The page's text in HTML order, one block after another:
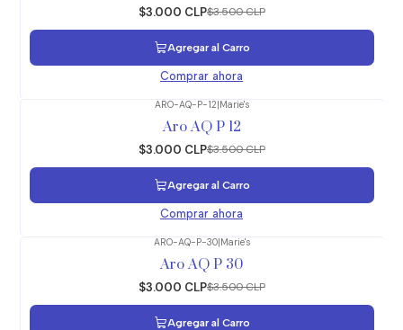
$3.000 CLP$3.500 CLP
Agregar al Carro
Comprar ahora
ARO-AQ-P-12| Marie's
Aro AQ P 12
$3.000 CLP$3.500 CLP
Agregar al Carro
Comprar ahora
ARO-AQ-P-30| Marie's
Aro AQ P 30
$3.000 CLP$3.500 CLP
Agregar al Carro